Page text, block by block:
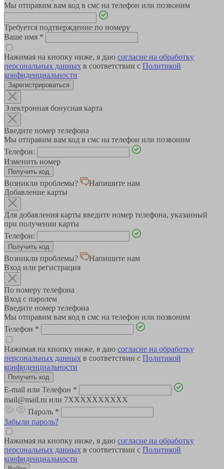
Мы отправим вам код в смс на телефон или позвоним
Требуется подтверждение по номеру
Ваше имя *
Нажимая на кнопку ниже, я даю согласие на обработку
персональных данных в соответствии с Политикой
конфиденциальности
Зарегистрироваться
Электронная бонусная карта
Введите номер телефона
Мы отправим вам код в смс на телефон или позвоним
Телефон:
Изменить номер
Возникли проблемы?
Напишите нам
Добавление карты
Для добавления карты введите номер телефона, указанный
при получении карты
Телефон:
Возникли проблемы?
Напишите нам
Вход или регистрация
По номеру телефона
Вход с паролем
Введите номер телефона
Мы отправим вам код в смс на телефон или позвоним
Телефон *
Нажимая на кнопку ниже, я даю согласие на обработку
персональных данных в соответствии с Политикой
конфиденциальности
E-mail или Телефон *
mail@mail.ru или 7XXXXXXXXXX
Пароль *
Забыли пароль?
Нажимая на кнопку ниже, я даю согласие на обработку
персональных данных в соответствии с Политикой
конфиденциальности